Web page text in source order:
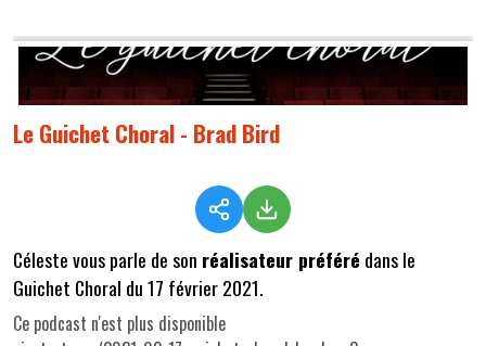
Le Guichet Choral - Brad Bird
Céleste vous parle de son réalisateur préféré dans le
Guichet Choral du 17 février 2021.
Ce podcast n'est plus disponible